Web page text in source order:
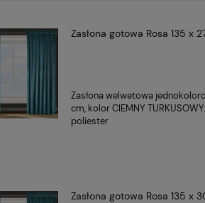
Zasłona gotowa Rosa 135 x
Zasłona welwetowa
cm, kolor CIEMNY
poliester
Zasłona gotowa Rosa 135 x